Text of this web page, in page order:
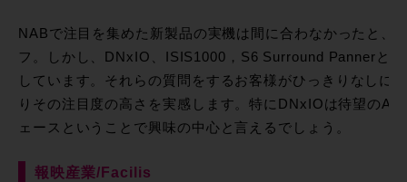
NABで注目を集めた新製品の実機は間に合わなかったと、
フ。しかし、DNxIO、ISIS1000，S6 Surround Pannerと
しています。それらの質問をするお客様がひっきりなしに
りその注目度の高さを実感します。特にDNxIOは待望の
ェースということで興味の中心と言えるでしょう。
報映産業/Facilis